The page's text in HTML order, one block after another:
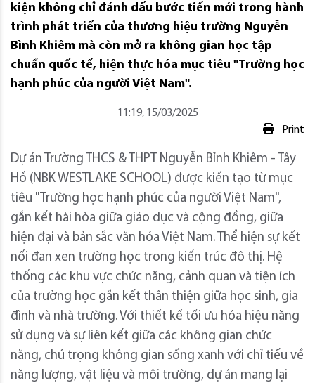
kiện không chỉ đánh dấu bước tiến mới trong hành
trình phát triển của thương hiệu trường Nguyễn
Bình Khiêm mà còn mở ra không gian học tập
chuẩn quốc tế, hiện thực hóa mục tiêu "Trường học
hạnh phúc của người Việt Nam".
11:19, 15/03/2025
Print
Dự án Trường THCS & THPT Nguyễn Bỉnh Khiêm - Tây
Hồ (NBK WESTLAKE SCHOOL) được kiến tạo từ mục
tiêu "Trường học hạnh phúc của người Việt Nam",
gắn kết hài hòa giữa giáo dục và cộng đồng, giữa
hiện đại và bản sắc văn hóa Việt Nam. Thể hiện sự kết
nối đan xen trường học trong kiến trúc đô thị. Hệ
thống các khu vực chức năng, cảnh quan và tiện ích
của trường học gắn kết thân thiện giữa học sinh, gia
đình và nhà trường. Với thiết kế tối ưu hóa hiệu năng
sử dụng và sự liên kết giữa các không gian chức
năng, chú trọng không gian sống xanh với chỉ tiếu về
năng lượng, vật liệu và môi trường, dự án mang lại